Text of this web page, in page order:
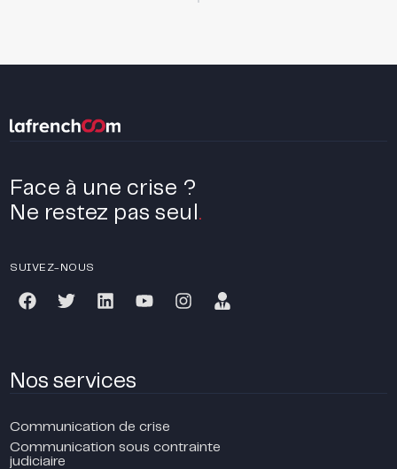
Face à une crise ?
Ne restez pas seul .
SUIVEZ-NOUS
Nos services
Communication de crise
Communication sous contrainte
judiciaire